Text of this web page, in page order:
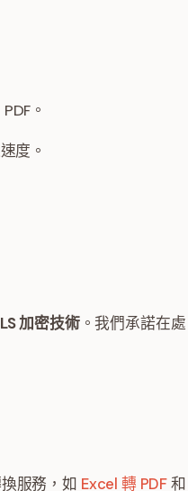
。
度。
加密技術。我們承諾在處
服務，如 Excel 轉 PDF和